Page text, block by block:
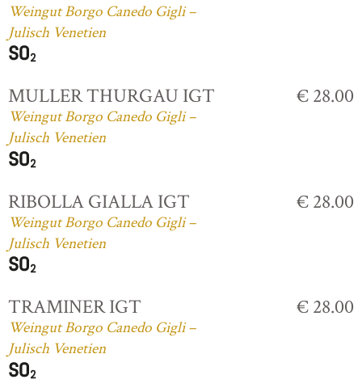
Weingut Borgo Canedo Gigli –
Julisch Venetien
MULLER THURGAU IGT
Weingut Borgo Canedo Gigli –
Julisch Venetien
€ 28.00
RIBOLLA GIALLA IGT
Weingut Borgo Canedo Gigli –
Julisch Venetien
€ 28.00
TRAMINER IGT
Weingut Borgo Canedo Gigli –
Julisch Venetien
€ 28.00